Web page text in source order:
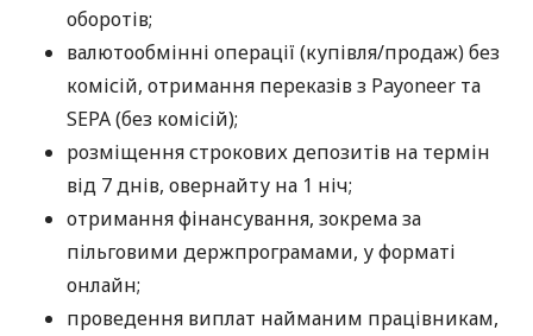
оборотів;
валютообмінні операції (купівля/продаж) без
комісій, отримання переказів з Payoneer та
SEPA (без комісій);
розміщення строкових депозитів на термін
від 7 днів, овернайту на 1 ніч;
отримання фінансування, зокрема за
пільговими держпрограмами, у форматі
онлайн;
проведення виплат найманим працівникам,